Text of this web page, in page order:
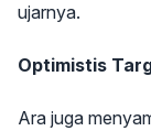
ujarnya.
Optimistis
Ara juga